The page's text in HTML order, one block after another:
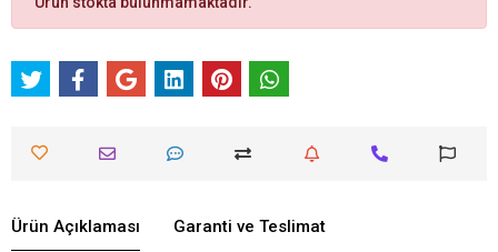
Ürün Açıklaması Garanti ve Teslimat